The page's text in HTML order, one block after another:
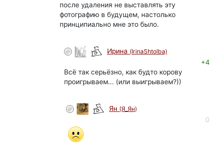
после удаления не выставлять эту
фотографию в будущем, настолько
принципиально мне это было.
Ирина (IrinaShtolba)
+4
Всё так серьёзно, как будто корову
проигрываем... (или выигрываем?))
Ян (Я_Ян)
0